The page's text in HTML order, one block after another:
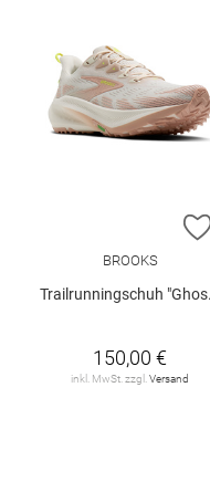
BROOKS
Trailrunningschuh "Ghost Trail W"
150,00 €
inkl. MwSt. zzgl. Versand